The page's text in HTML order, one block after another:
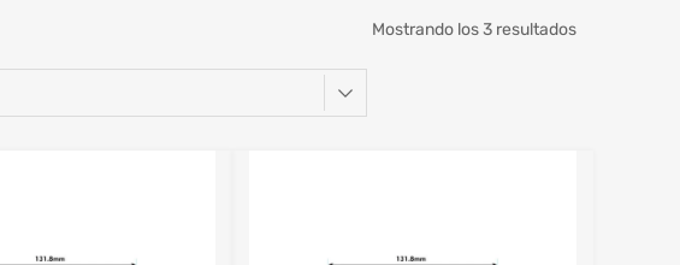
Mostrando los 3 resultados